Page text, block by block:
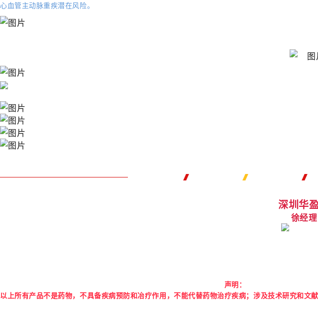
心血管主动脉重疾潜在风险。
深圳华
徐经
声明：
以上所有产品不是药物，不具备疾病预防和冶疗作用，不能代替药物治疗疾病；涉及技术研究和文